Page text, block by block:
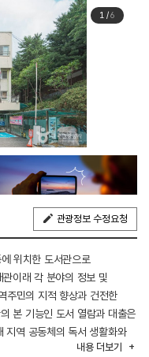
1/6
관광정보 수정요청
위치한 도서관으로
이래 각 분야의 정보 및
주민의 지적 향상과 건전한
본 기능인 도서 열람과 대출은
지역 공동체의 독서 생활화와
에 기여하고 있다. 독서 동아리
내용 더보기